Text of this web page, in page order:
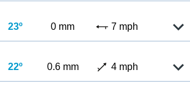
23º 0 mm 7 mph
22º 0.6 mm 4 mph